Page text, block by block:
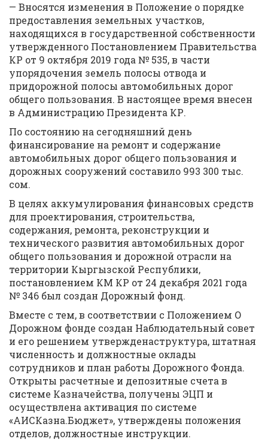
— Вносятся изменения в Положение о порядке
предоставления земельных участков,
находящихся в государственной собственности
утвержденного Постановлением Правительства
КР от 9 октября 2019 года № 535, в части
упорядочения земель полосы отвода и
придорожной полосы автомобильных дорог
общего пользования. В настоящее время внесен
в Администрацию Президента КР.
По состоянию на сегодняшний день
финансирование на ремонт и содержание
автомобильных дорог общего пользования и
дорожных сооружений составило 993 300 тыс.
сом.
В целях аккумулирования финансовых средств
для проектирования, строительства,
содержания, ремонта, реконструкции и
технического развития автомобильных дорог
общего пользования и дорожной отрасли на
территории Кыргызской Республики,
постановлением КМ КР от 24 декабря 2021 года
№ 346 был создан Дорожный фонд.
Вместе с тем, в соответствии с Положением О
Дорожном фонде создан Наблюдательный совет
и его решением утвержденаструктура, штатная
численность и должностные оклады
сотрудников и план работы Дорожного Фонда.
Открыты расчетные и депозитные счета в
системе Казначейства, получены ЭЦП и
осуществлена активация по системе
«АИСКазна.Бюджет», утверждены положения
отделов, должностные инструкции.